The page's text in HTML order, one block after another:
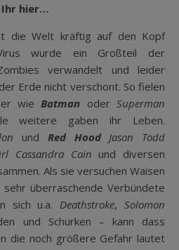
Ihr hier…
die Welt kräftig auf den Kopf
wurde ein Großteil der
verwandelt und leider
Erde nicht verschont. So fielen
wieBatman oderSuperman
weitere gaben ihr Leben.
und Red HoodJason Todd
Cassandra Cain und diversen
Als sie versuchen Waisen
überraschende Verbündete
sich u.a.Deathstroke,Solomon
und Schurken – kann dass
die noch größere Gefahr lautet